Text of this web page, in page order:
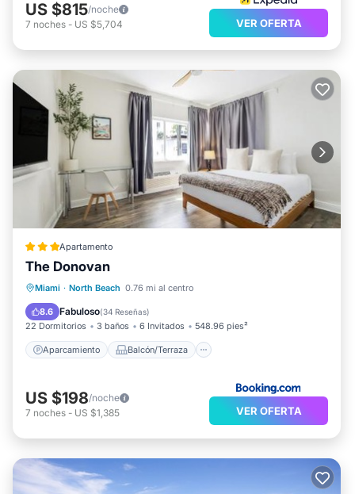
US $815/noche
7 noches - US $5,704 VER OFERTA
Apartamento
The Donovan
Miami · North Beach 0.76 mi al centro
8.6 Fabuloso(34 Reseñas)
22 Dormitorios 3 baños 6 Invitados 548.96 pies²
Aparcamiento Balcón/Terraza
Aparcamiento
Balcón/Terraza
Vistas
Aire acondicionado
US $198/noche
7 noches - US $1,385 VER OFERTA